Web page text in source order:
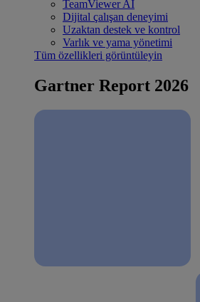
TeamViewer AI
Dijital çalışan deneyimi
Uzaktan destek ve kontrol
Varlık ve yama yönetimi
Tüm özellikleri görüntüleyin
Gartner Report 2026